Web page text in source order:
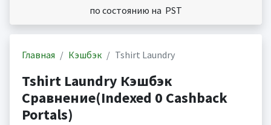
по состоянию на PST
Главная Кэшбэк Tshirt Laundry
Tshirt Laundry Кэшбэк
Сравнение(Indexed 0 Cashback
Portals)